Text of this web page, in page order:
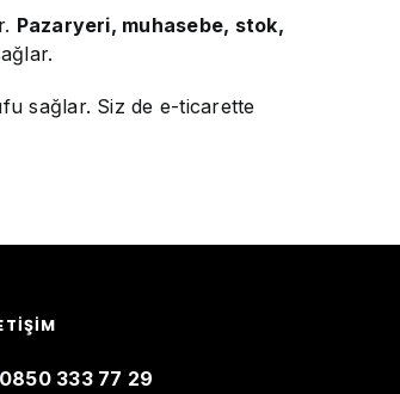
Pazaryeri, muhasebe, stok,
sağlar. Siz de e-ticarette
0850 333 77 29